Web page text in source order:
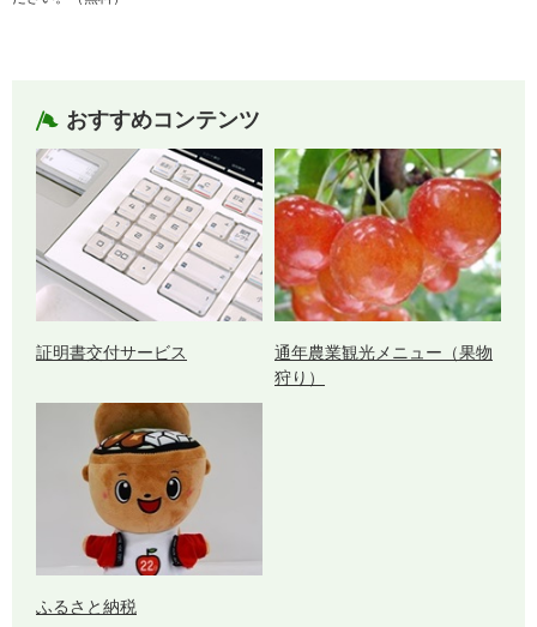
おすすめコンテンツ
証明書交付サービス
通年農業観光メニュー（果物
狩り）
ふるさと納税